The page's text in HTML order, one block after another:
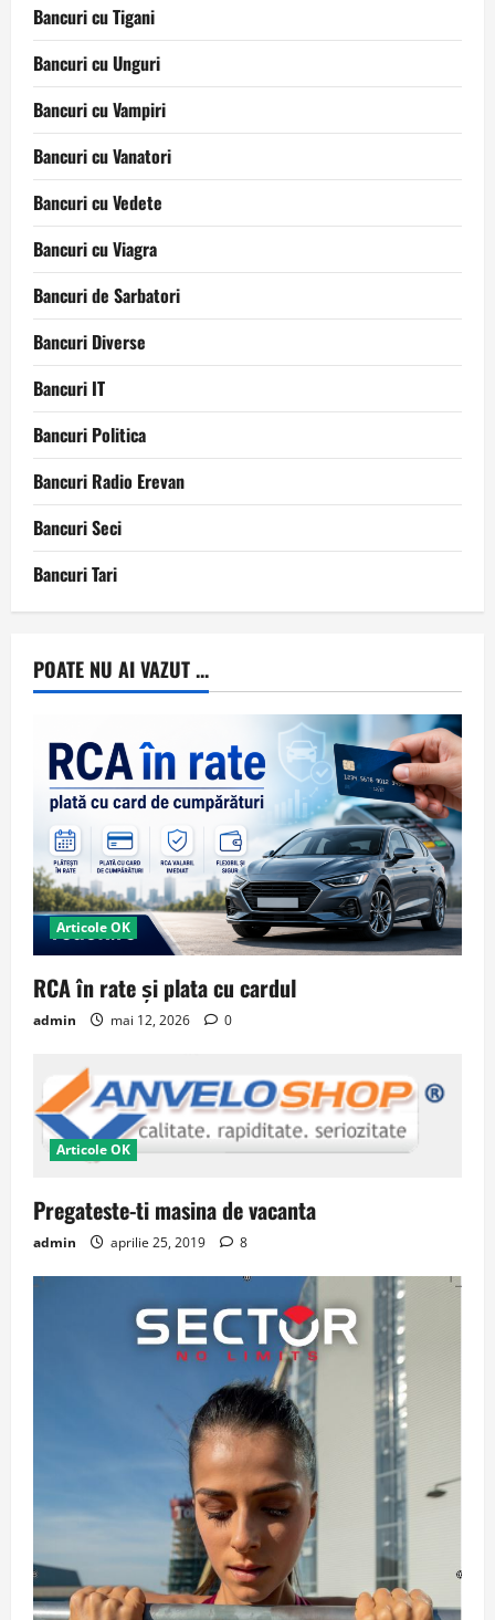
Bancuri cu Tigani
Bancuri cu Unguri
Bancuri cu Vampiri
Bancuri cu Vanatori
Bancuri cu Vedete
Bancuri cu Viagra
Bancuri de Sarbatori
Bancuri Diverse
Bancuri IT
Bancuri Politica
Bancuri Radio Erevan
Bancuri Seci
Bancuri Tari
POATE NU AI VAZUT ...
Articole OK
RCA în rate și plata cu cardul
admin mai 12, 2026 0
Articole OK
Pregateste-ti masina de vacanta
admin aprilie 25, 2019 8